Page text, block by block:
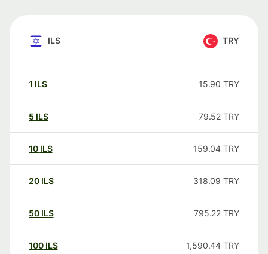
ILS TRY
1 ILS 15.90 TRY
5 ILS 79.52 TRY
10 ILS 159.04 TRY
20 ILS 318.09 TRY
50 ILS 795.22 TRY
100 ILS 1,590.44 TRY